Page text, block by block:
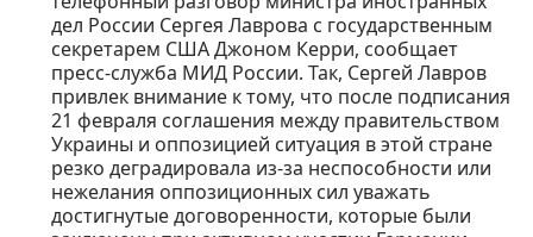
дел России Сергея Лаврова с государственным
секретарем США Джоном Керри, сообщает
пресс-служба МИД России. Так, Сергей Лавров
привлек внимание к тому, что после подписания
21 февраля соглашения между правительством
Украины и оппозицией ситуация в этой стране
резко деградировала из-за неспособности или
нежелания оппозиционных сил уважать
достигнутые договоренности, которые были